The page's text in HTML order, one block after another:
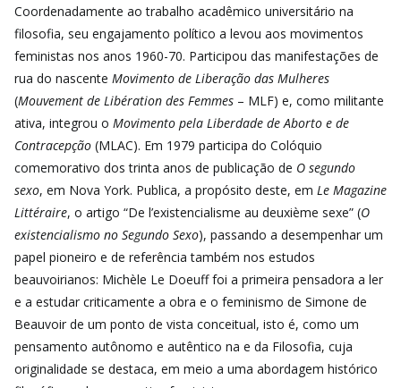
Coordenadamente ao trabalho acadêmico universitário na
filosofia, seu engajamento político a levou aos movimentos
feministas nos anos 1960-70. Participou das manifestações de
rua do nascente Movimento de Liberação das Mulheres
(Mouvement de Libération des Femmes – MLF) e, como militante
ativa, integrou o Movimento pela Liberdade de Aborto e de
Contracepção (MLAC). Em 1979 participa do Colóquio
comemorativo dos trinta anos de publicação de O segundo
sexo, em Nova York. Publica, a propósito deste, em Le Magazine
Littéraire, o artigo “De l’existencialisme au deuxième sexe” (O
existencialismo no Segundo Sexo), passando a desempenhar um
papel pioneiro e de referência também nos estudos
beauvoirianos: Michèle Le Doeuff foi a primeira pensadora a ler
e a estudar criticamente a obra e o feminismo de Simone de
Beauvoir de um ponto de vista conceitual, isto é, como um
pensamento autônomo e autêntico na e da Filosofia, cuja
originalidade se destaca, em meio a uma abordagem histórico